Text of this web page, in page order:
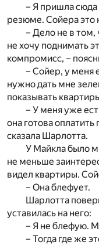
– Я пришла сюда
резюме. Сойера это
– Дело не в том,
не хочу поднимать
компромисс, –
– Сойер, у меня
нужно дать мне
показывать
– У меня уже
она готова
сказала Шарлотта.
У Майкла было
не меньше
видел квартиры.
– Она блефует.
Шарлотта
уставилась на него:
– Я не блефую.
– Тогда где же